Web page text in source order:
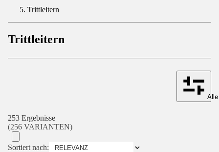
Trittleitern
Trittleitern
253 Ergebnisse
(256 VARIANTEN)
Sortiert nach: